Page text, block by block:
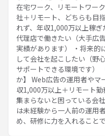
在宅ワーク、リモートワー
社＋リモート、どちらも目
れず、年収1,000万以上稼
代理店で働きたい（大手広
実績があります） ・将来的
して会社を起こしたい（野
サポートできる環境です）
か】 Web広告の運用者やマ
収1,000万以上＋リモート
集まらないと困っている会
は未経験から一人前の運用
め、研修に力を入れること